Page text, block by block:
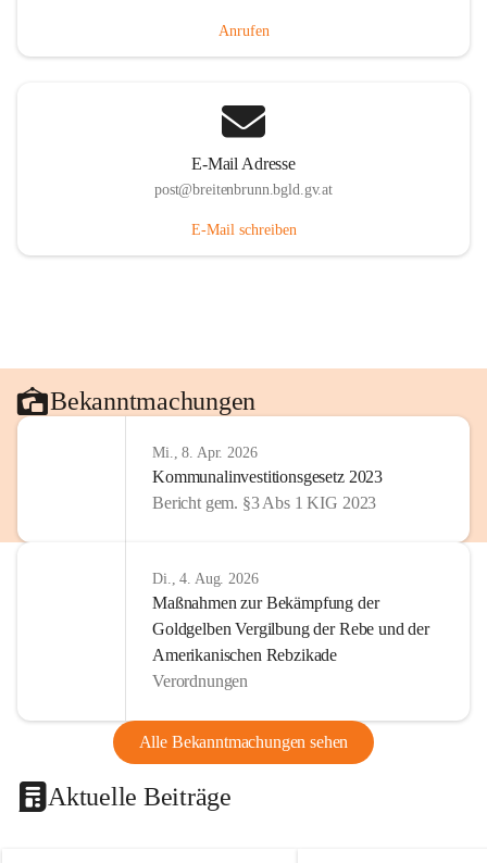
Anrufen
E-Mail Adresse
post@breitenbrunn.bgld.gv.at
E-Mail schreiben
Bekanntmachungen
Mi., 8. Apr. 2026
Kommunalinvestitionsgesetz 2023
Bericht gem. §3 Abs 1 KIG 2023
Di., 4. Aug. 2026
Maßnahmen zur Bekämpfung der
Goldgelben Vergilbung der Rebe und der
Amerikanischen Rebzikade
Verordnungen
Alle Bekanntmachungen sehen
Aktuelle Beiträge